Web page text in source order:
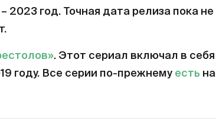
2023 год. Точная дата релиза пока не
. Этот сериал включал в себя
году. Все серии по-прежнему есть на